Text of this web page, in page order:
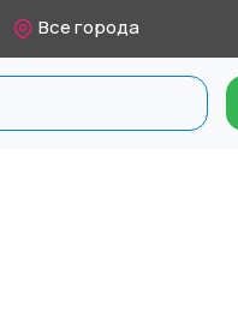
Все города